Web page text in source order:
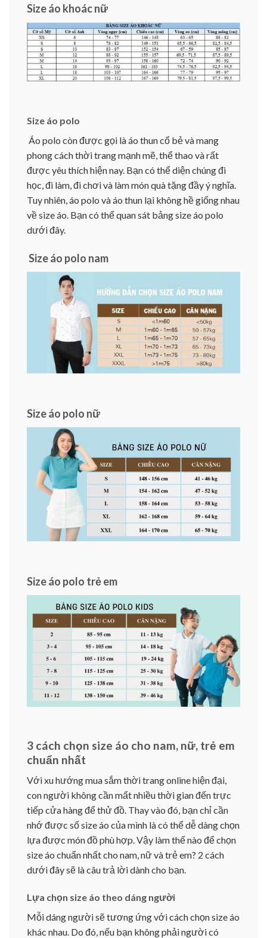
Size áo khoác nữ
Size áo polo
Áo polo còn được gọi là áo thun cổ bẻ và mang
phong cách thời trang mạnh mẽ, thể thao và rất
được yêu thích hiện nay. Bạn có thể diện chúng đi
học, đi làm, đi chơi và làm món quà tặng đầy ý nghĩa.
Tuy nhiên, áo polo và áo thun lại không hề giống nhau
về size áo. Bạn có thể quan sát bảng size áo polo
dưới đây.
Size áo polo nam
Size áo polo nữ
Size áo polo trẻ em
3 cách chọn size áo cho nam, nữ, trẻ em
chuẩn nhất
Với xu hướng mua sắm thời trang online hiện đại,
con người không cần mất nhiều thời gian đến trực
tiếp cửa hàng để thử đồ. Thay vào đó, bạn chỉ cần
nhớ được số size áo của mình là có thể dễ dàng chọn
lựa được món đồ phù hợp. Vậy làm thế nào để chọn
size áo chuẩn nhất cho nam, nữ và trẻ em? 2 cách
dưới đây sẽ là câu trả lời dành cho bạn.
Lựa chọn size áo theo dáng người
Mỗi dáng người sẽ tương ứng với cách chọn size áo
khác nhau. Do đó, nếu bạn không phải người có